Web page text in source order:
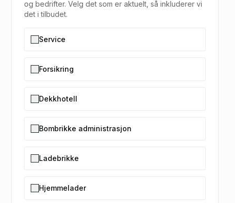
og bedrifter. Velg det som er aktuelt, så inkluderer vi
det i tilbudet.
Service
Forsikring
Dekkhotell
Bombrikke administrasjon
Ladebrikke
Hjemmelader